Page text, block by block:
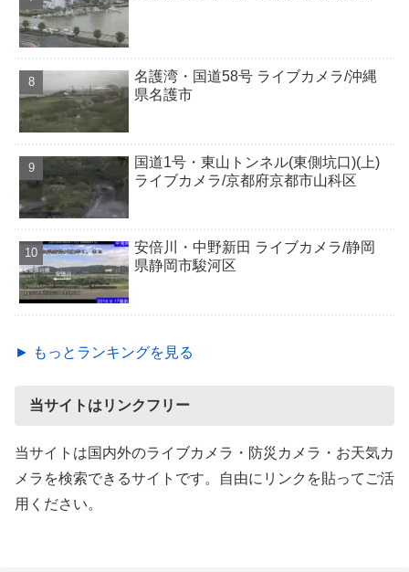
名護湾・国道58号 ライブカメラ/沖縄
県名護市
国道1号・東山トンネル(東側坑口)(上)
ライブカメラ/京都府京都市山科区
安倍川・中野新田 ライブカメラ/静岡
県静岡市駿河区
► もっとランキングを見る
当サイトはリンクフリー
当サイトは国内外のライブカメラ・防災カメラ・お天気カ
メラを検索できるサイトです。自由にリンクを貼ってご活
用ください。